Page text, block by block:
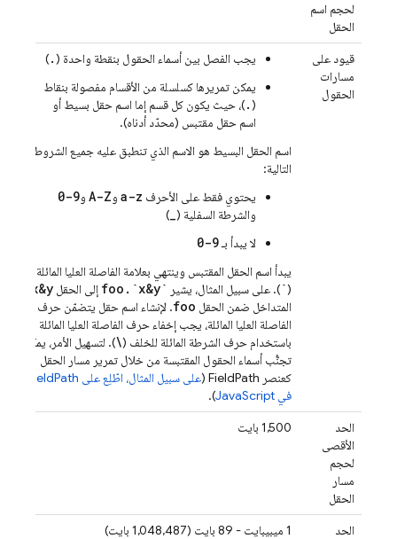
لحجم اسم
الحقل
قيود على
مسارات
الحقول
يجب الفصل بين أسماء الحقول بنقطة واحدة (.
)
يمكن تمريرها كسلسلة من الأقسام مفصولة بنقاط
(
.)، حيث يكون كل قسم إما اسم حقل بسيط أو
اسم حقل مقتبس (محدّد أدناه).
اسم الحقل البسيط هو الاسم الذي تنطبق عليه جميع الشروط
التالية:
يحتوي فقط على الأحرف a-z وA-Z و0-9
والشرطة السفلية (_
)
لا يبدأ بـ0-9
يبدأ اسم الحقل المقتبس وينتهي بعلامة الفاصلة العليا المائلة
(
`). على سبيل المثال، يشير foo . `x&y` إلى الحقل x&y
المتداخل ضمن الحقل foo. لإنشاء اسم حقل يتضمّن حرف
الفاصلة العليا المائلة، يجب إخفاء حرف الفاصلة العليا المائلة
باستخدام حرف الشرطة المائلة للخلف (\). لتسهيل الأمر، يمكنك
تجنُّب أسماء الحقول المقتبسة من خلال تمرير مسار الحقل
كعنصر FieldPath (
على سبيل المثال، اطّلِع على FieldPath
في JavaScript
).
الحد
الأقصى
لحجم
مسار
الحقل
‫1,500 بايت
الحد
‫1 ميبيبايت - 89 بايت (1,048,487 بايت)